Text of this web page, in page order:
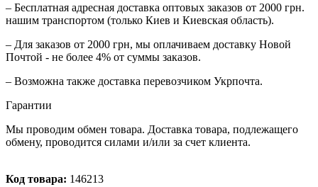
– Бесплатная адресная доставка оптовых заказов от 2000 грн.
нашим транспортом (только Киев и Киевская область).
– Для заказов от 2000 грн, мы оплачиваем доставку Новой
Почтой - не более 4% от суммы заказов.
– Возможна также доставка перевозчиком Укрпочта.
Гарантии
Мы проводим обмен товара. Доставка товара, подлежащего
обмену, проводится силами и/или за счет клиента.
Код товара: 146213